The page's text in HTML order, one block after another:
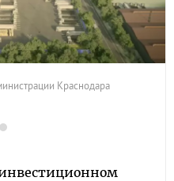
Краснодара